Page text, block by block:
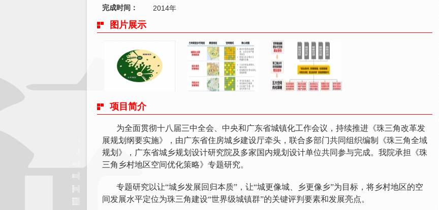
完成时间： 2014年
图片展示
项目简介
为全面贯彻十八届三中全会、中央和广东省城镇化工作会议，持续推进《珠三角改革发
展规划纲要实施》，由广东省住房城乡建设厅牵头，联合多部门共同组织编制《珠三角全域
规划》，广东省城乡规划设计研究院及多家国内规划设计单位共同参与完成。我院承担《珠
三角乡村地区空间优化策略》专题研究。
专题研究以让“城乡发展回归本质”，让“城更像城、乡更像乡”为目标，将乡村地区的空
间发展水平定位为珠三角建设“世界级城镇群”的关键评判要素和发展亮点。